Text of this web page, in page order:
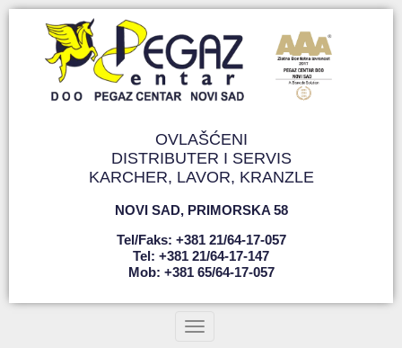
OVLAŠĆENI
DISTRIBUTER I SERVIS
KARCHER, LAVOR, KRANZLE
NOVI SAD, PRIMORSKA 58
Tel/faks: +381 21/64-17-057
Tel: +381 21/64-17-147
Mob: +381 65/64-17-057
Toggle navigation